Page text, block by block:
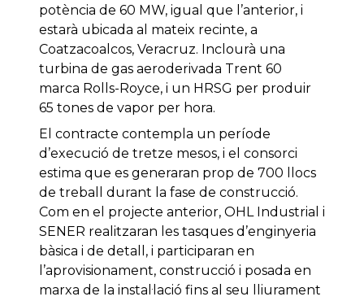
potència de 60 MW, igual que l’anterior, i
estarà ubicada al mateix recinte, a
Coatzacoalcos, Veracruz. Inclourà una
turbina de gas aeroderivada Trent 60
marca Rolls-Royce, i un HRSG per produir
65 tones de vapor per hora.
El contracte contempla un període
d’execució de tretze mesos, i el consorci
estima que es generaran prop de 700 llocs
de treball durant la fase de construcció.
Com en el projecte anterior, OHL Industrial i
SENER realitzaran les tasques d’enginyeria
bàsica i de detall, i participaran en
l’aprovisionament, construcció i posada en
marxa de la instal·lació fins al seu lliurament